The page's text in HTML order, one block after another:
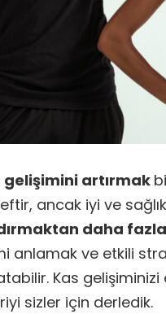
gelişimini artırmak
ancak iyi ve
daha
anlamak ve etkili
Kas
sizler için derledik.